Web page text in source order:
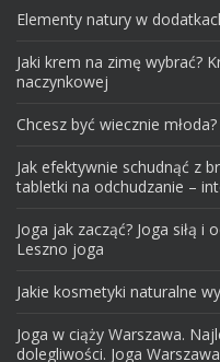
Elementy natury w
Jaki krem na zimę wybrać?
naczynkowej
Chcesz być wiecznie
Jak efektywnie schudnąć z
tabletki na odchudzanie –
Joga jak zacząć? Joga siłą
Leszno joga
Jakie kosmetyki naturalne
Joga w ciąży Warszawa.
dolegliwości. Joga